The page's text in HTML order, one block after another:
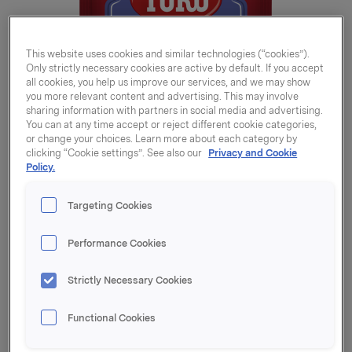
Tomatsuppe
Meksikansk 100g
This website uses cookies and similar technologies (“cookies”).
Only strictly necessary cookies are active by default. If you accept
all cookies, you help us improve our services, and we may show
you more relevant content and advertising. This may involve
sharing information with partners in social media and advertising.
You can at any time accept or reject different cookie categories,
or change your choices. Learn more about each category by
clicking “Cookie settings”. See also our Privacy and Cookie
Policy.
Targeting Cookies
Performance Cookies
Strictly Necessary Cookies
Functional Cookies